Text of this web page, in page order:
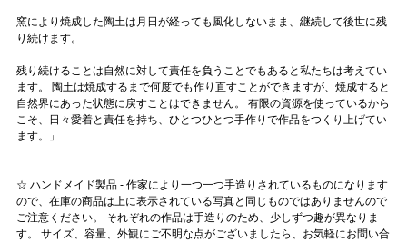
窯により焼成した陶土は月日が経っても風化しないまま、継続して後世に残
り続けます。
残り続けることは自然に対して責任を負うことでもあると私たちは考えてい
ます。 陶土は焼成するまで何度でも作り直すことができますが、焼成すると
自然界にあった状態に戻すことはできません。 有限の資源を使っているから
こそ、日々愛着と責任を持ち、ひとつひとつ手作りで作品をつくり上げてい
ます。」
☆ ハンドメイド製品 - 作家により一つ一つ手造りされているものになります
ので、在庫の商品は上に表示されている写真と同じものではありませんので
ご注意ください。 それぞれの作品は手造りのため、少しずつ趣が異なりま
す。 サイズ、容量、外観にご不明な点がございましたら、お気軽にお問い合